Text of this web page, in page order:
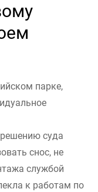
парке,
суда
снос, не
службой
к работам по